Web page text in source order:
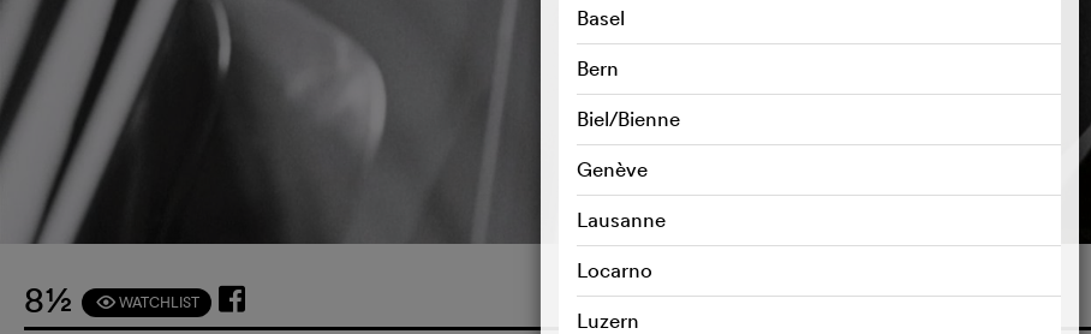
eTRAILER ABSPIELEN
8½ F WATCHLIST
Basel
Bern
Biel/Bienne
Genève
Lausanne
Locarno
Luzern